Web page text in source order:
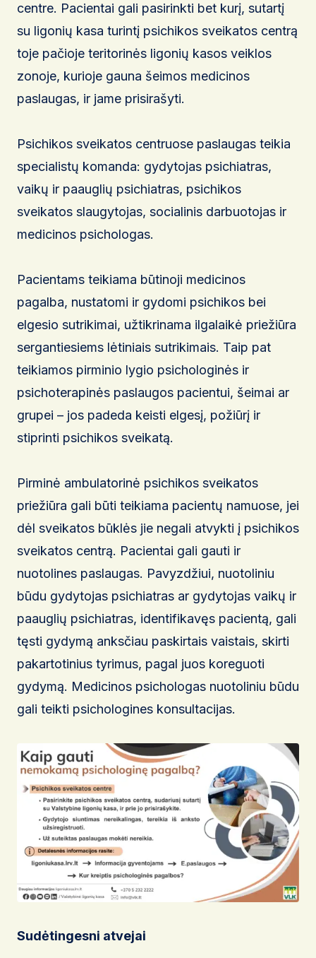
centre. Pacientai gali pasirinkti bet kurį, sutartį
su ligonių kasa turintį psichikos sveikatos centrą
toje pačioje teritorinės ligonių kasos veiklos
zonoje, kurioje gauna šeimos medicinos
paslaugas, ir jame prisirašyti.
Psichikos sveikatos centruose paslaugas teikia
specialistų komanda: gydytojas psichiatras,
vaikų ir paauglių psichiatras, psichikos
sveikatos slaugytojas, socialinis darbuotojas ir
medicinos psichologas.
Pacientams teikiama būtinoji medicinos
pagalba, nustatomi ir gydomi psichikos bei
elgesio sutrikimai, užtikrinama ilgalaikė priežiūra
sergantiesiems lėtiniais sutrikimais. Taip pat
teikiamos pirminio lygio psichologinės ir
psichoterapinės paslaugos pacientui, šeimai ar
grupei – jos padeda keisti elgesį, požiūrį ir
stiprinti psichikos sveikatą.
Pirminė ambulatorinė psichikos sveikatos
priežiūra gali būti teikiama pacientų namuose, jei
dėl sveikatos būklės jie negali atvykti į psichikos
sveikatos centrą. Pacientai gali gauti ir
nuotolines paslaugas. Pavyzdžiui, nuotoliniu
būdu gydytojas psichiatras ar gydytojas vaikų ir
paauglių psichiatras, identifikavęs pacientą, gali
tęsti gydymą anksčiau paskirtais vaistais, skirti
pakartotinius tyrimus, pagal juos koreguoti
gydymą. Medicinos psichologas nuotoliniu būdu
gali teikti psichologines konsultacijas.
Sudėtingesni atvejai